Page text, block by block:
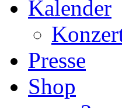
Kalender
Presse
Shop